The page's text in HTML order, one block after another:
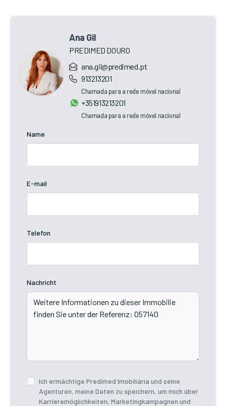
Ana Gil
PREDIMED DOURO
ana.gil@predimed.pt
913213201
Chamada para a rede móvel nacional
+351913213201
Chamada para a rede móvel nacional
Name
E-mail
Telefon
Nachricht
Ich ermächtige Predimed Imobiliária und seine
Agenturen, meine Daten zu speichern, um mich über
Karrieremöglichkeiten, Marketingkampagnen und